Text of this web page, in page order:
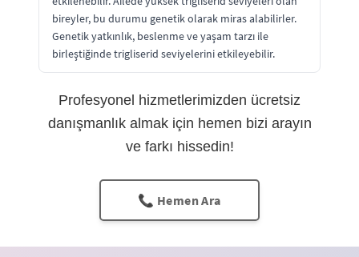
bireyler, bu durumu genetik olarak miras alabilirler.
Genetik yatkınlık, beslenme ve yaşam tarzı ile
birleştiğinde trigliserid seviyelerini etkileyebilir.
Profesyonel hizmetlerimizden ücretsiz
danışmanlık almak için hemen bizi arayın
ve farkı hissedin!
📞 Hemen Ara